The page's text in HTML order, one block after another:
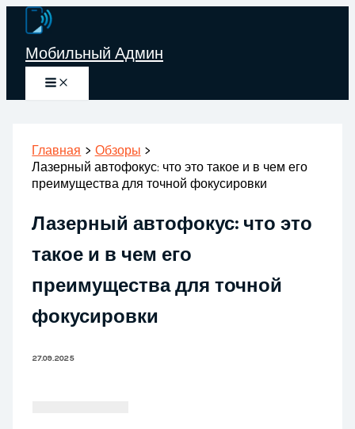
Перейти
содержимому
Мобильный Админ
Главная
Обзоры
Лазерный автофокус: что это такое и в чем его
преимущества для точной фокусировки
Лазерный автофокус: что это
такое и в чем его
преимущества для точной
фокусировки
27.09.2025